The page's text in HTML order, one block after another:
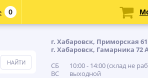
г. Хабаровск, Приморская 61
г. Хабаровск, Гамарника 72
СБ 10:00 - 14:00 (склад не
ВС выходной
0